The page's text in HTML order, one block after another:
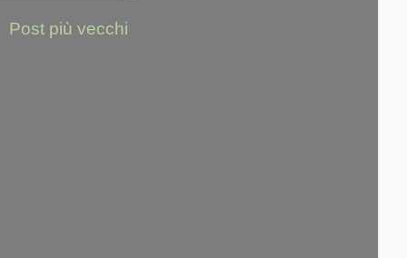
Post più vecchi